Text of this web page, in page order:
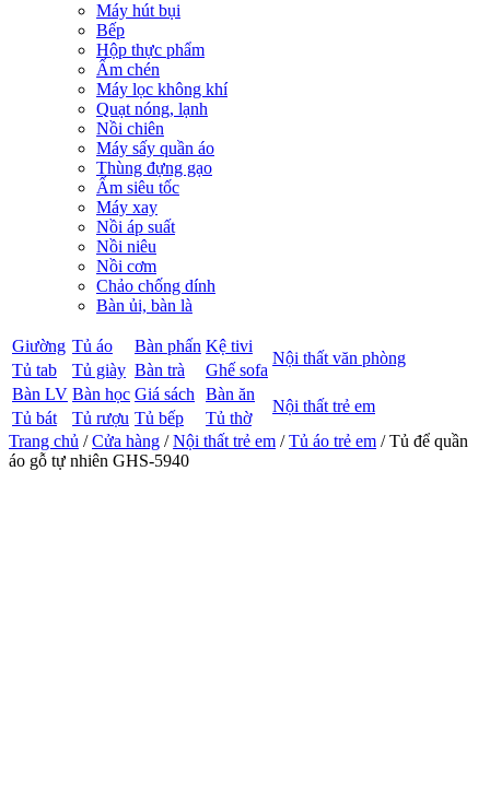
Máy hút bụi
Bếp
Hộp thực phẩm
Ấm chén
Máy lọc không khí
Quạt nóng, lạnh
Nồi chiên
Máy sấy quần áo
Thùng đựng gạo
Ấm siêu tốc
Máy xay
Nồi áp suất
Nồi niêu
Nồi cơm
Chảo chống dính
Bàn ủi, bàn là
Giường Tủ áo Bàn phấn Kệ tivi
Nội thất văn phòng
Tủ tab Tủ giày Bàn trà
Ghế sofa
Bàn LV Bàn học Giá sách Bàn ăn
Nội thất trẻ em
Tủ bát Tủ rượu Tủ bếp
Tủ thờ
Trang chủ /Cửa hàng /Nội thất trẻ em /Tủ áo trẻ em / Tủ để quần
áo gỗ tự nhiên GHS-5940